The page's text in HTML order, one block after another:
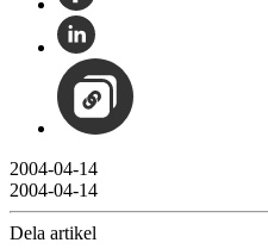
2004-04-14
2004-04-14
Dela artikel